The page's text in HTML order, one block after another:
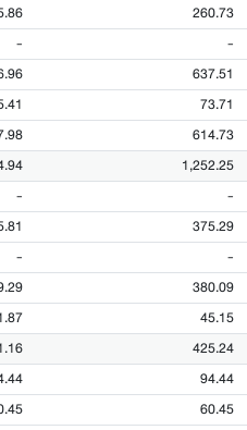
260.73
- -
637.51
73.71
614.73
1,252.25
- -
375.29
- -
380.09
45.15
425.24
94.44
60.45